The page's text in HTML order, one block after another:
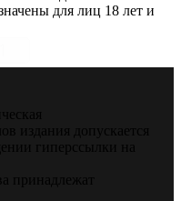
для лиц 18 лет и
издания допускается
гиперссылки на
принадлежат